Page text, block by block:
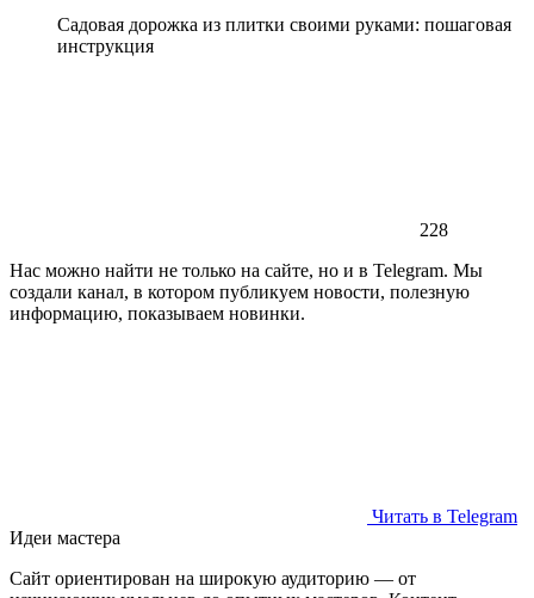
Садовая дорожка из плитки своими руками: пошаговая
инструкция
228
Нас можно найти не только на сайте, но и в Telegram. Мы
создали канал, в котором публикуем новости, полезную
информацию, показываем новинки.
Читать в Telegram
Идеи мастера
Сайт ориентирован на широкую аудиторию — от